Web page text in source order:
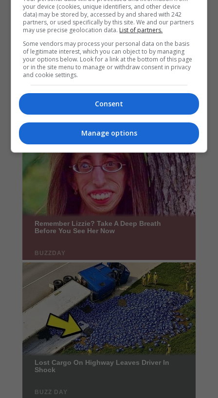
your device (cookies, unique identifiers, and other device
data) may be stored by, accessed by and shared with 242
partners, or used specifically by this site. We and our partners
may use precise geolocation data. List of partners.
Some vendors may process your personal data on the basis
of legitimate interest, which you can object to by managing
your options below. Look for a link at the bottom of this page
or in the site menu to manage or withdraw consent in privacy
and cookie settings.
Consent
Manage options